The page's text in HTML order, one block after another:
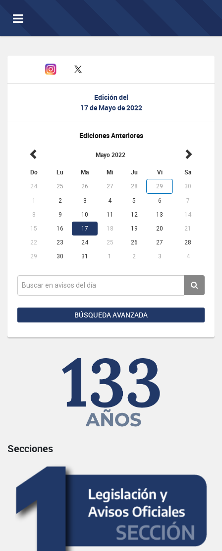
Toggle
navigation
Edición del
17 de Mayo de 2022
Ediciones Anteriores
Mayo 2022
Do Lu Ma Mi Ju Vi Sa
24 25 26 27 28 29 30
1 2 3 4 5 6
7
8
9 10 11 12 13
14
15
16 17 18 19 20
21
22
23 24 25 26 27
28
29
30 31 1 2 3 4
BÚSQUEDA AVANZADA
Secciones